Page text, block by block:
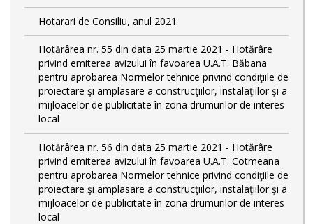
Hotarari de Consiliu, anul 2021
Hotărârea nr. 55 din data 25 martie 2021 - Hotărâre
privind emiterea avizului în favoarea U.A.T. Băbana
pentru aprobarea Normelor tehnice privind condiţiile de
proiectare şi amplasare a construcţiilor, instalaţiilor şi a
mijloacelor de publicitate în zona drumurilor de interes
local
Hotărârea nr. 56 din data 25 martie 2021 - Hotărâre
privind emiterea avizului în favoarea U.A.T. Cotmeana
pentru aprobarea Normelor tehnice privind condiţiile de
proiectare şi amplasare a construcţiilor, instalaţiilor şi a
mijloacelor de publicitate în zona drumurilor de interes
local